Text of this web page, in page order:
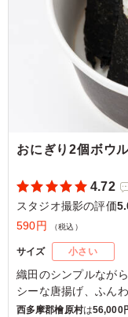
おにぎり2個ボウ
4.72
スタジオ撮影の評価
590円
（税込）
サイズ 小さい
織田のシンプルなが
シーな唐揚げ、ふん
子がセットになった
西多摩郡檜原村は56,000